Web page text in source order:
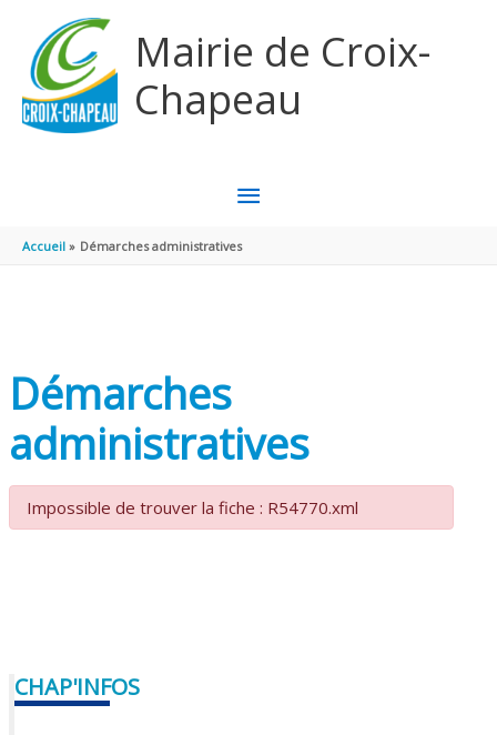
Mairie de Croix-
Chapeau
MENU
PRINCIPAL
Accueil Démarches administratives
Démarches
administratives
Impossible de trouver la fiche : R54770.xml
CHAP'INFOS